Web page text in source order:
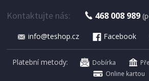
179 Kč
SUŠIČKA OVOCE S ČASOVAČEM
Concept SO 1060 In Time
Kontaktujte nás: 468 008 989
info@teshop.cz Facebook
Platební metody: Dobírka
Online kartou